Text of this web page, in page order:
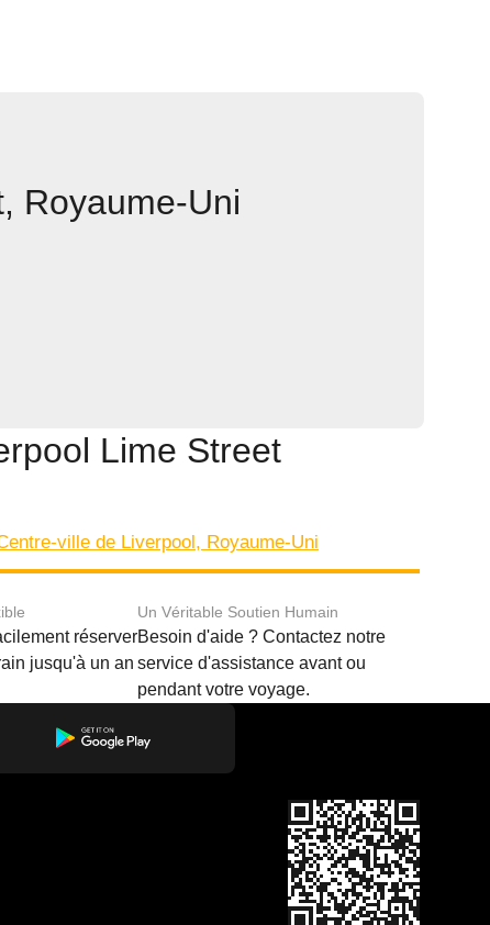
Royaume-Uni
Lime Street
ville de Liverpool, Royaume-Uni
réserver
jusqu'à un an
Un Véritable Soutien Humain
Besoin d'aide ? Contactez notre
service d'assistance avant ou
pendant votre voyage.